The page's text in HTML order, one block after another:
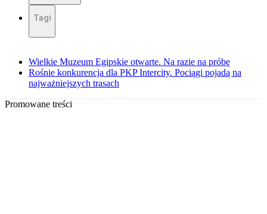
Tagi
Wielkie Muzeum Egipskie otwarte. Na razie na próbę
Rośnie konkurencja dla PKP Intercity. Pociągi pojadą na
najważniejszych trasach
Promowane treści